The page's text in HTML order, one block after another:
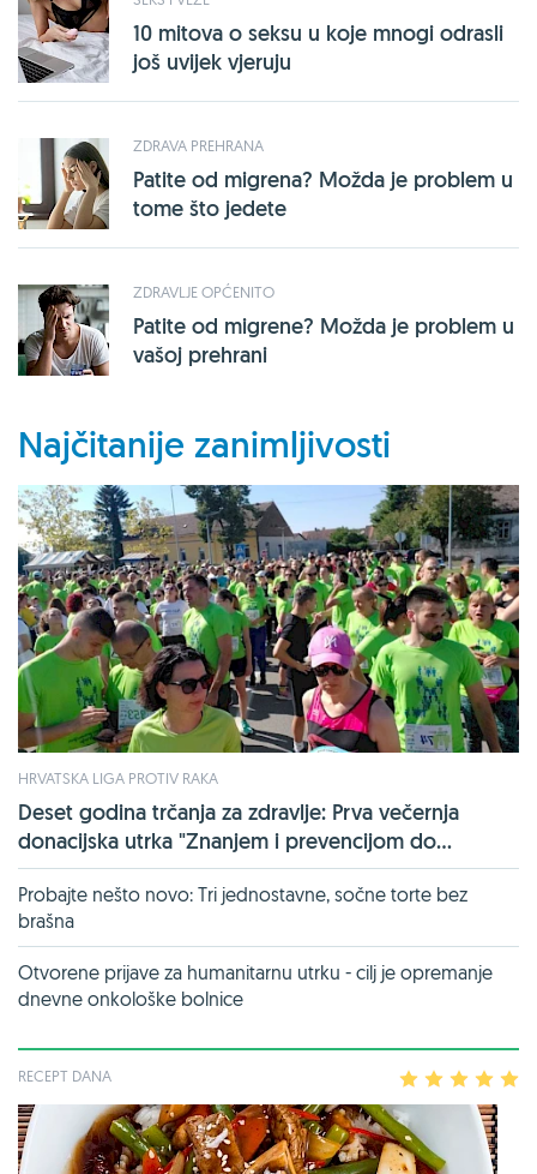
10 mitova o seksu u koje mnogi odrasli
još uvijek vjeruju
ZDRAVA PREHRANA
Patite od migrena? Možda je problem u
tome što jedete
ZDRAVLJE OPĆENITO
Patite od migrene? Možda je problem u
vašoj prehrani
Najčitanije zanimljivosti
HRVATSKA LIGA PROTIV RAKA
Deset godina trčanja za zdravlje: Prva večernja
donacijska utrka "Znanjem i prevencijom do...
Probajte nešto novo: Tri jednostavne, sočne torte bez
brašna
Otvorene prijave za humanitarnu utrku - cilj je opremanje
dnevne onkološke bolnice
RECEPT DANA 2 3 4